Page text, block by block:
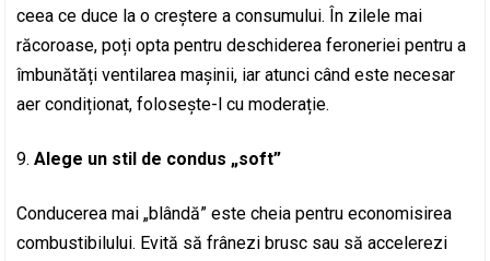
ceea ce duce la o creștere a consumului. În zilele mai
răcoroase, poți opta pentru deschiderea feroneriei pentru a
îmbunătăți ventilarea mașinii, iar atunci când este necesar
aer condiționat, folosește-l cu moderație.
Alege un stil de condus „soft”
Conducerea mai „blândă” este cheia pentru economisirea
combustibilului. Evită să frânezi brusc sau să accelerezi